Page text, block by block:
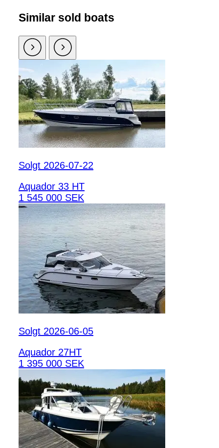
Similar sold boats
Solgt 2026-07-22
Aquador 33 HT
1 545 000 SEK
Solgt 2026-06-05
Aquador 27HT
1 395 000 SEK